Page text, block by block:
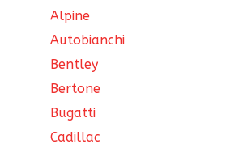
Alpine
Autobianchi
Bentley
Bertone
Bugatti
Cadillac